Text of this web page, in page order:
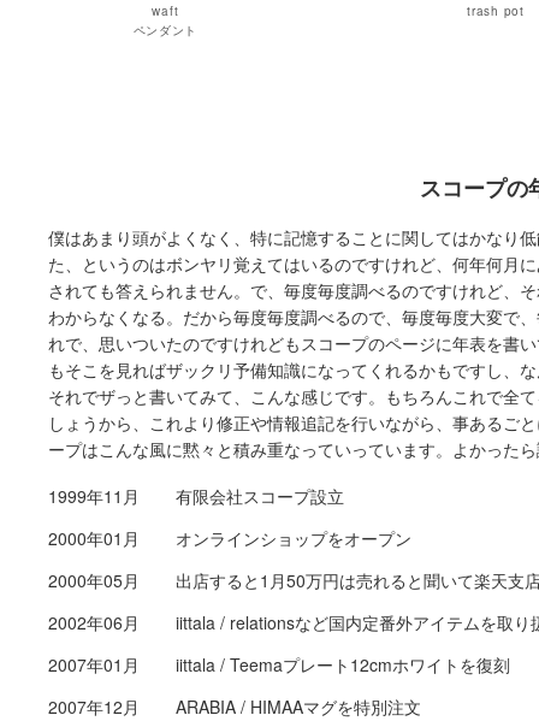
waft
ペンダント
trash pot
スコープの
僕はあまり頭がよくなく、特に記憶することに関してはかなり
た、というのはボンヤリ覚えてはいるのですけれど、何年何月
されても答えられません。で、毎度毎度調べるのですけれど、
わからなくなる。だから毎度毎度調べるので、毎度毎度大変で
れで、思いついたのですけれどもスコープのページに年表を書
もそこを見ればザックリ予備知識になってくれるかもですし、
それでザっと書いてみて、こんな感じです。もちろんこれで全
しょうから、これより修正や情報追記を行いながら、事あるご
ープはこんな風に黙々と積み重なっていっています。よかった
1999年11月
有限会社スコープ設立
2000年01月
オンラインショップをオープン
2000年05月
出店すると1月50万円は売れると聞いて楽天支
2002年06月
iittala / relationsなど国内定番外アイテムを取り
2007年01月
iittala / Teemaプレート12cmホワイトを復刻
2007年12月
ARABIA / HIMAAマグを特別注文